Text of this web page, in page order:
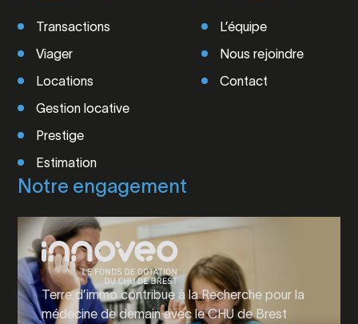
Transactions
Viager
Locations
Gestion locative
Prestige
Estimation
L’équipe
Nous rejoindre
Contact
Notre engagement
Terre d’immo contribue à la Recherche pour la
médecine de demain avec le CHU de Brest